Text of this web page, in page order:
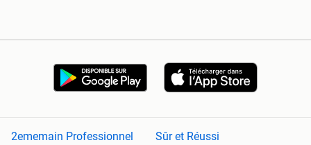
2ememain Professionnel Sûr et Réussi